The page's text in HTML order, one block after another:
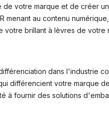
votre marque et de créer
au contenu
votre brillant à lèvres de
dans l'industrie
différencient votre marque
à fournir des solutions